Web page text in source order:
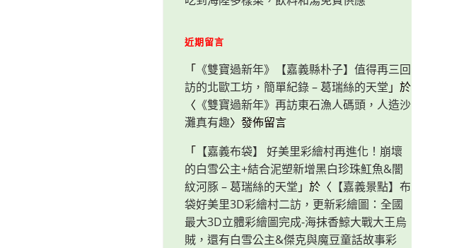
近期留言
「 《雙寶過新年》【嘉義縣朴子】值得再三回
訪的北歐工坊，簡單紀錄 – 葛瑞絲的天堂 」於
〈 《雙寶過新年》再訪東石漁人碼頭，人造沙
灘真有趣〉發佈留言
「 【嘉義布袋】 好美里彩繪村再進化！崩壞
的白雪公主+結合泥塑新增黑白珍珠魟魚&闇
紋河豚 – 葛瑞絲的天堂 」於〈 【嘉義景點】布
袋好美里3D彩繪村二訪，更新彩繪圖：全國
最大3D立體彩繪圖完成-海抹香鯨大戰大王烏
賊，還有白雪公主&傑克與魔豆童話故事彩